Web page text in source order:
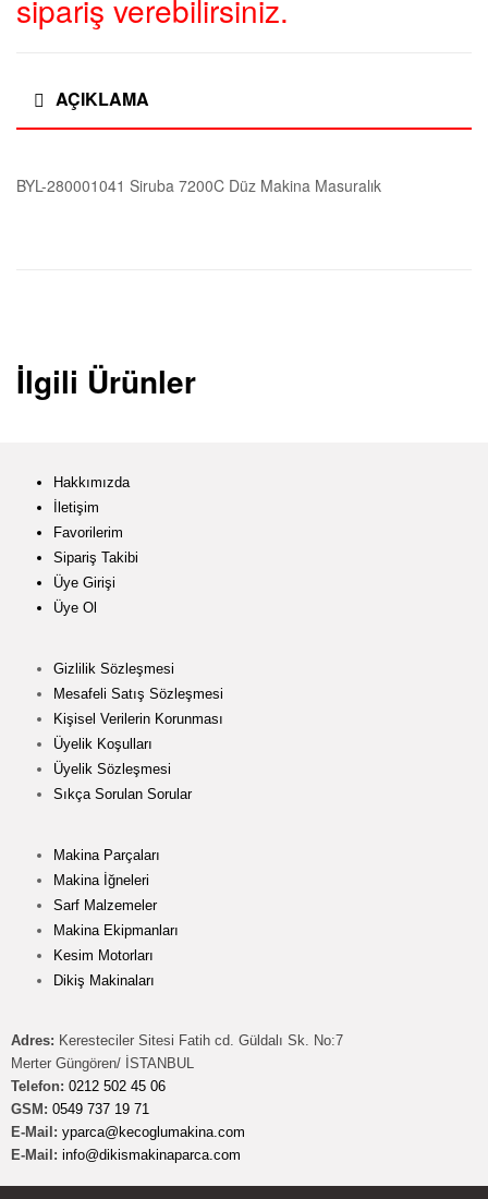
sipariş verebilirsiniz.
AÇIKLAMA
BYL-280001041 Siruba 7200C Düz Makina Masuralık
İlgili Ürünler
Hakkımızda
İletişim
Favorilerim
Sipariş Takibi
Üye Girişi
Üye Ol
Gizlilik Sözleşmesi
Mesafeli Satış Sözleşmesi
Kişisel Verilerin Korunması
Üyelik Koşulları
Üyelik Sözleşmesi
Sıkça Sorulan Sorular
Makina Parçaları
Makina İğneleri
Sarf Malzemeler
Makina Ekipmanları
Kesim Motorları
Dikiş Makinaları
Adres: Keresteciler Sitesi Fatih cd. Güldalı Sk. No:7
Merter Güngören/ İSTANBUL
Telefon: 0212 502 45 06
GSM: 0549 737 19 71
E-Mail: yparca@kecoglumakina.com
E-Mail: info@dikismakinaparca.com